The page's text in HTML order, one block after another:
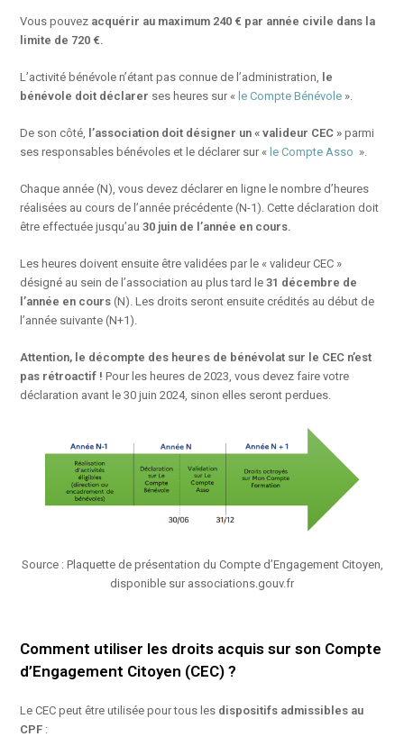
Vous pouvez acquérir au maximum 240 € par année civile dans la
limite de 720 €.
L’activité bénévole n’étant pas connue de l’administration, le
bénévole doit déclarer ses heures sur « le Compte Bénévole ».
De son côté, l’association doit désigner un « valideur CEC » parmi
ses responsables bénévoles et le déclarer sur « le Compte Asso ».
Chaque année (N), vous devez déclarer en ligne le nombre d’heures
réalisées au cours de l’année précédente (N-1). Cette déclaration doit
être effectuée jusqu’au30 juin de l’année en cours.
Les heures doivent ensuite être validées par le « valideur CEC »
désigné au sein de l’association au plus tard le31 décembre de
l’année en cours(N). Les droits seront ensuite crédités au début de
l’année suivante (N+1).
Attention, le décompte des heures de bénévolat sur le CEC n’est
pas rétroactif ! Pour les heures de 2023, vous devez faire votre
déclaration avant le 30 juin 2024, sinon elles seront perdues.
Source : Plaquette de présentation du Compte d’Engagement Citoyen,
disponible sur associations.gouv.fr
Comment utiliser les droits acquis sur son Compte
d’Engagement Citoyen (CEC) ?
Le CEC peut être utilisée pour tous les dispositifs admissibles au
CPF :